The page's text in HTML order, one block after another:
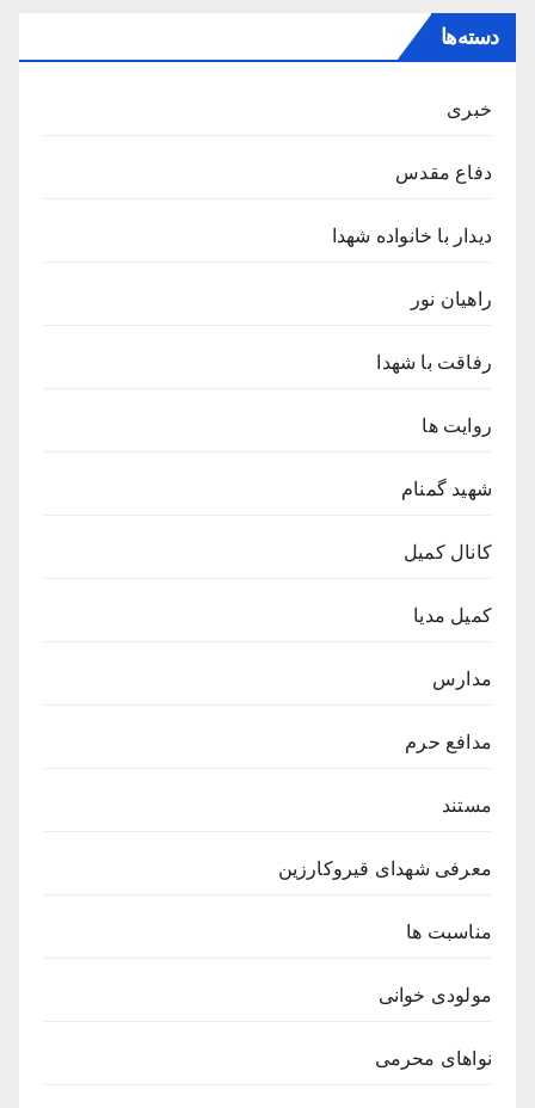
دسته‌ها
خبری
دفاع مقدس
دیدار با خانواده شهدا
راهیان نور
رفاقت با شهدا
روایت ها
شهید گمنام
کانال کمیل
کمیل مدیا
مدارس
مدافع حرم
مستند
معرفی شهدای قیروکارزین
مناسبت ها
مولودی خوانی
نواهای محرمی